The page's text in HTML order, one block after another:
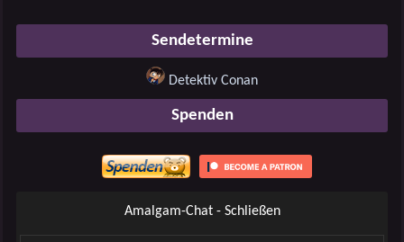
Sendetermine
Detektiv Conan
Spenden
Amalgam-Chat - Schließen